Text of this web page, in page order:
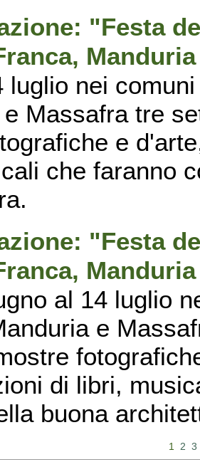
"Festa
luglio nei
Massafra tre
e
che faranno
"Festa
al 14 luglio
e
di libri,
buona
1 2 3